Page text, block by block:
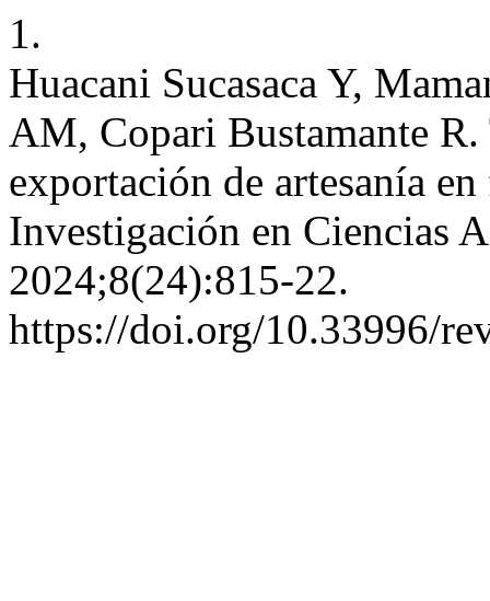
1.
Huacani Sucasaca Y,
AM, Copari Bustamante
exportación de artesanía
Investigación en Ciencias
2024;8(24):815-22.
https://doi.org/10.33996/